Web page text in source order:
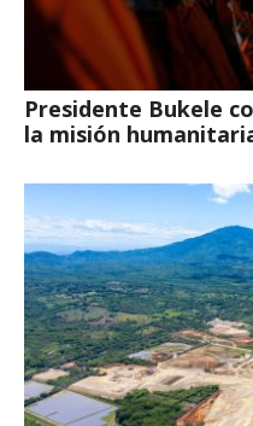
Presidente Bukele
la misión